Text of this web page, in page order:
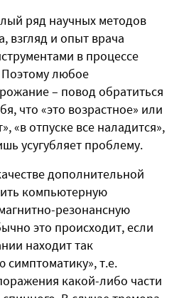
ряд научных методов
взгляд и опыт врача
в процессе
Поэтому любое
– повод обратиться
что «это возрастное» или
«в отпуске все наладится»,
усугубляет проблему.
дополнительной
компьютерную
резонансную
это происходит, если
находит так
симптоматику», т.е.
какой-либо части